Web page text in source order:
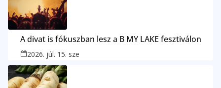
A divat is fókuszban lesz a B MY LAKE fesztiválon
2026. júl. 15. sze